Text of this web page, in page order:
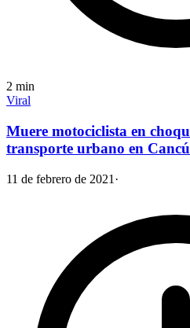
2 min
Viral
Muere motociclista en
transporte urbano en
11 de febrero de 2021 ·